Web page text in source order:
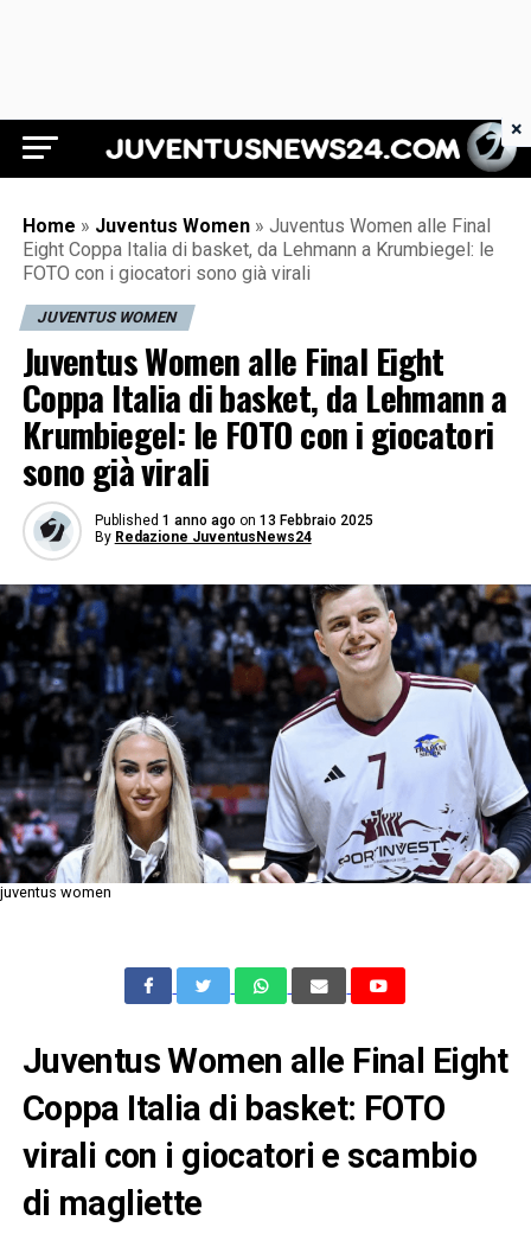
Juventus News 24
Home » Juventus Women » Juventus Women alle Final
Eight Coppa Italia di basket, da Lehmann a Krumbiegel: le
FOTO con i giocatori sono già virali
JUVENTUS WOMEN
Juventus Women alle Final Eight
Coppa Italia di basket, da Lehmann a
Krumbiegel: le FOTO con i giocatori
sono già virali
Published 1 anno ago on 13 Febbraio 2025
By Redazione JuventusNews24
juventus women
Juventus Women alle Final Eight
Coppa Italia di basket: FOTO
virali con i giocatori e scambio
di magliette
×